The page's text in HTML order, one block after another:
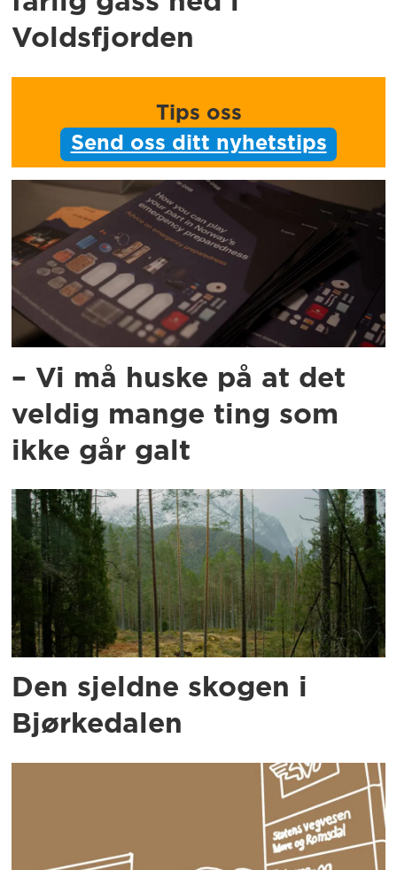
Voldsfjorden
Tips oss
Send oss ditt nyhetstips
– Vi må huske på at det
veldig mange ting som
ikke går galt
Den sjeldne skogen i
Bjørkedalen